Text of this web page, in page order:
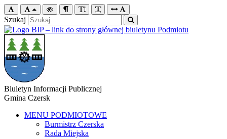
Szukaj
Biuletyn Informacji Publicznej
Gmina Czersk
MENU PODMIOTOWE
Burmistrz Czerska
Rada Miejska